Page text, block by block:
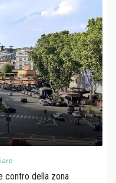
contro della zona